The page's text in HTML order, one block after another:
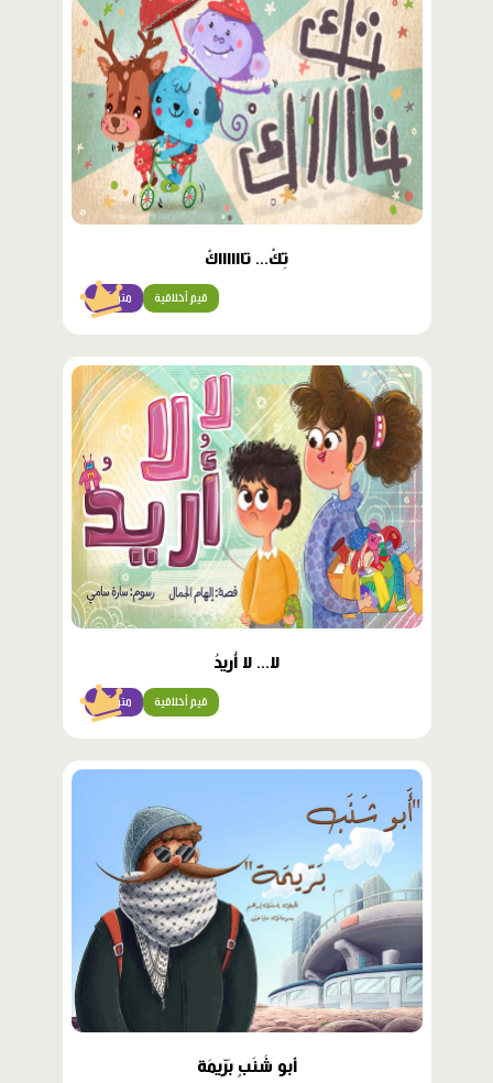
تِكْ... تااااااكْ
متوسّط قيم أخلاقية
محتوى
مميّز
لا... لا أُريدُ
متوسّط قيم أخلاقية
محتوى
مميّز
أَبو شَنَبٍ بَرّيمَة